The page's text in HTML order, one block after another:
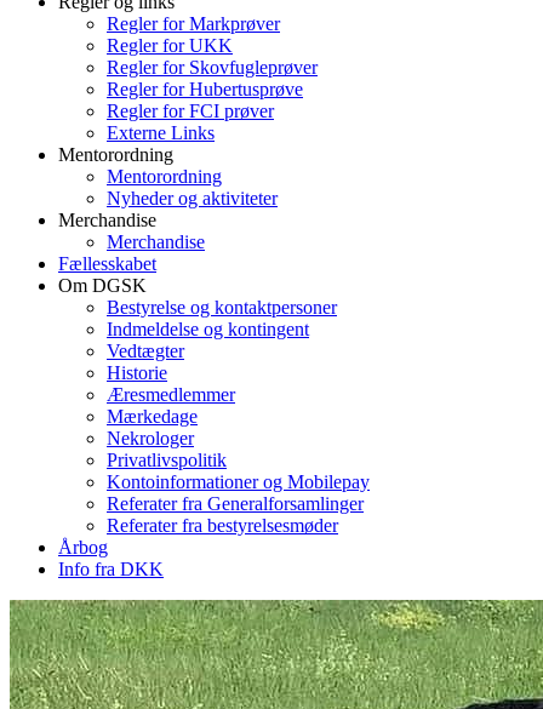
Regler for Markprøver
Regler for UKK
Regler for Skovfugleprøver
Regler for Hubertusprøve
Regler for FCI prøver
Externe Links
Mentorordning
Mentorordning
Nyheder og aktiviteter
Merchandise
Merchandise
Fællesskabet
Om DGSK
Bestyrelse og kontaktpersoner
Indmeldelse og kontingent
Vedtægter
Historie
Æresmedlemmer
Mærkedage
Nekrologer
Privatlivspolitik
Kontoinformationer og Mobilepay
Referater fra Generalforsamlinger
Referater fra bestyrelsesmøder
Årbog
Info fra DKK